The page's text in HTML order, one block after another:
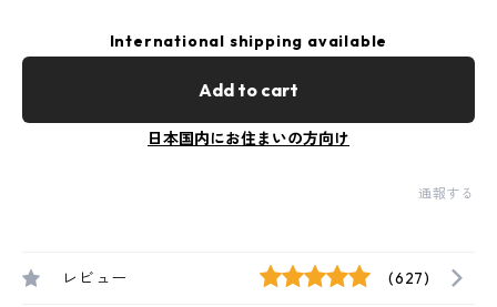
International shipping available
Add to cart
日本国内にお住まいの方向け
通報する
レビュー (627)